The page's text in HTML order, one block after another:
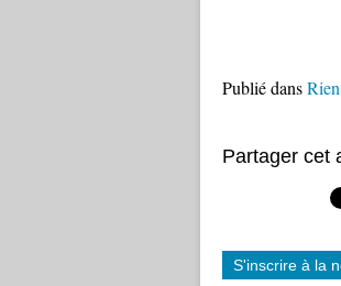
Publié dans
Partager cet
S'inscrire à la